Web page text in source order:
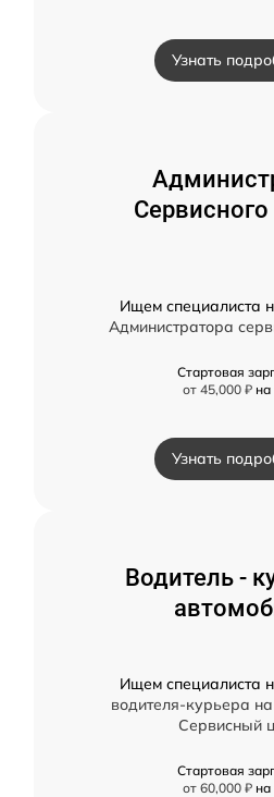
Узнать
Сервисного
Ищем специалиста
Администратора
Стартовая
от 45,000 ₽ на
Узнать
Водитель -
Ищем специалиста
водителя-курьера
Сервисный
Стартовая
от 60,000 ₽ на